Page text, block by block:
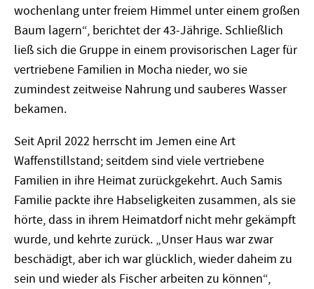
wochenlang unter freiem Himmel unter einem großen
Baum lagern“, berichtet der 43-Jährige. Schließlich
ließ sich die Gruppe in einem provisorischen Lager für
vertriebene Familien in Mocha nieder, wo sie
zumindest zeitweise Nahrung und sauberes Wasser
bekamen.
Seit April 2022 herrscht im Jemen eine Art
Waffenstillstand; seitdem sind viele vertriebene
Familien in ihre Heimat zurückgekehrt. Auch Samis
Familie packte ihre Habseligkeiten zusammen, als sie
hörte, dass in ihrem Heimatdorf nicht mehr gekämpft
wurde, und kehrte zurück. „Unser Haus war zwar
beschädigt, aber ich war glücklich, wieder daheim zu
sein und wieder als Fischer arbeiten zu können“,